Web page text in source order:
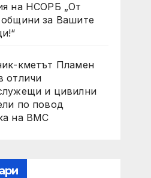
на НСОРБ „От
за Вашите
кметът Пламен
отличи
и цивилни
по повод
на ВМС